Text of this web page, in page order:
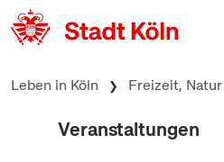
zum Inhalt springen
Leben in Köln Freizeit,
Veranstaltungen